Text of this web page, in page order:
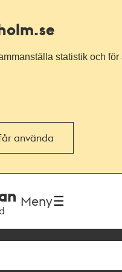
statistik och
använda
Meny